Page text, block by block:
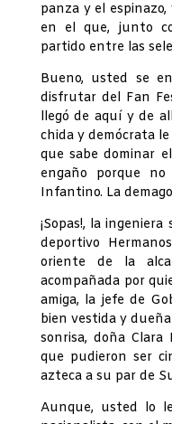
panza y el
en el que, junto
partido entre las
Bueno, usted se
disfrutar del Fan
llegó de aquí y de
chida y demócrata
que sabe dominar
engaño porque
Infantino. La
¡Sopas!, la
deportivo
oriente de la
acompañada por
amiga, la jefe de
bien vestida y
sonrisa, doña Clara
que pudieron ser
azteca a su par de
Aunque, usted lo